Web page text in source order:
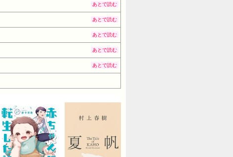
あとで読む
あとで読む
あとで読む
あとで読む
あとで読む